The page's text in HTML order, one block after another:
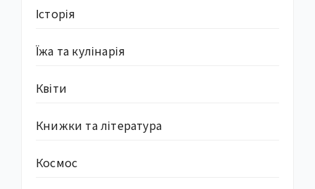
Історія
Їжа та кулінарія
Квіти
Книжки та література
Космос